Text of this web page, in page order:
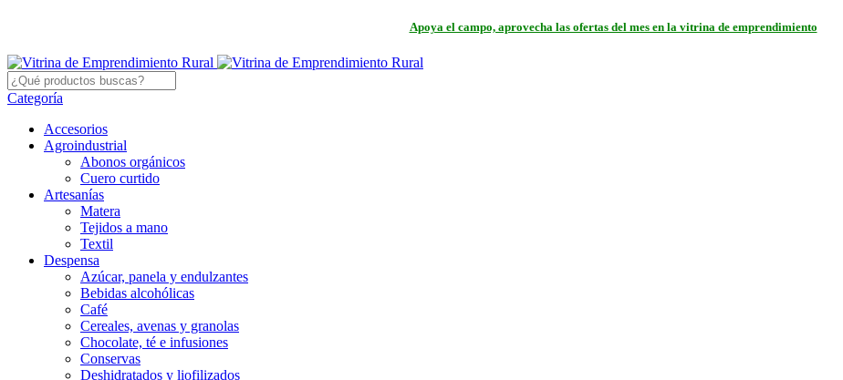
Apoya el campo, aprovecha las ofertas del mes en la vitrina de emprendimiento
Categoría
Accesorios
Agroindustrial
Abonos orgánicos
Cuero curtido
Artesanías
Matera
Tejidos a mano
Textil
Despensa
Azúcar, panela y endulzantes
Bebidas alcohólicas
Café
Cereales, avenas y granolas
Chocolate, té e infusiones
Conservas
Deshidratados y liofilizados